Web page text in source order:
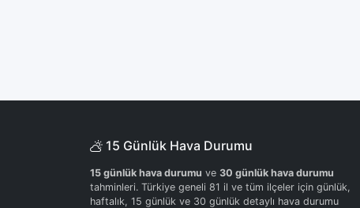
15 Günlük Hava Durumu
15 günlük hava durumu ve 30 günlük hava durumu
tahminleri. Türkiye geneli 81 il ve tüm ilçeler için günlük,
haftalık, 15 günlük ve 30 günlük detaylı hava durumu